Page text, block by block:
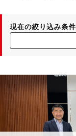
現在の絞り込み条